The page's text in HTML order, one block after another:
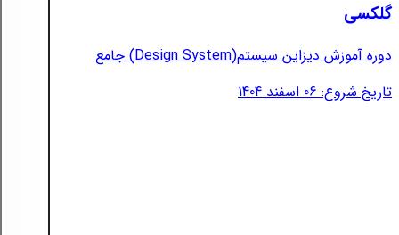
گلکسی
دوره آموزش دیزاین سیستم(Design System) جامع
تاریخ شروع: 06 اسفند 1404